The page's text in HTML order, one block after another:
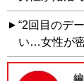
“2回目のデ
い…女性が